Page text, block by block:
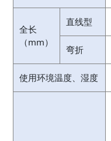
全长
（mm）
直线型
弯折
使用环境温度、湿度